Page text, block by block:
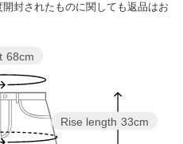
封されたものに関しても返品はお
Rise length 33cm
68cm